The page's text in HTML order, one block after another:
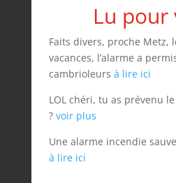
Lu pour
Faits divers, proche Metz,
vacances, l’alarme a
cambrioleurs à lire ici
LOL chéri, tu as prévenu
? voir plus
Une alarme incendie
à lire ici